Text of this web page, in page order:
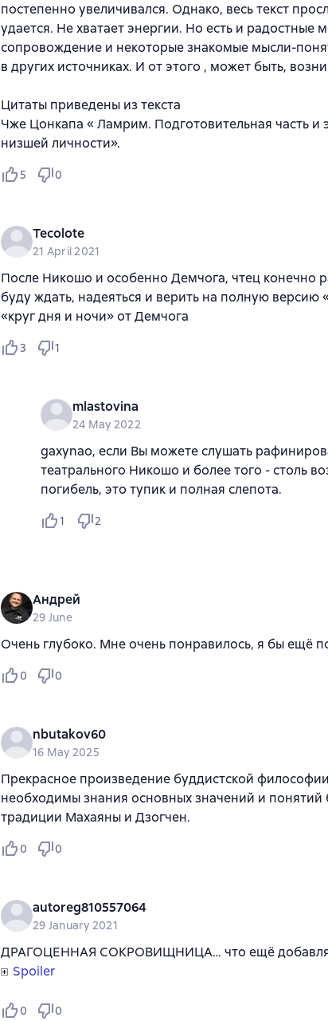
постепенно увеличивался. Однако, весь текст
удается. Не хватает энергии. Но есть и радостные
сопровождение и некоторые знакомые мысли-
в других источниках. И от этого , может быть,
Цитаты приведены из текста
Чже Цонкапа « Ламрим. Подготовительная часть и
низшей личности».
5 0
Tecolote
21 April 2021
После Никошо и особенно Демчога, чтец конечно
буду ждать, надеяться и верить на полную
«круг дня и ночи» от Демчога
3 1
mlastovina
24 May 2022
gaxynao, если Вы можете слушать
театрального Никошо и более того - столь
погибель, это тупик и полная слепота.
1 2
Андрей
29 June
Очень глубоко. Мне очень понравилось, я бы ещё
0 0
nbutakov60
16 May 2025
Прекрасное произведение буддистской
необходимы знания основных значений и
традиции Махаяны и Дзогчен.
0 0
autoreg810557064
29 January 2021
ДРАГОЦЕННАЯ СОКРОВИЩНИЦА… что ещё
Spoiler
0 0